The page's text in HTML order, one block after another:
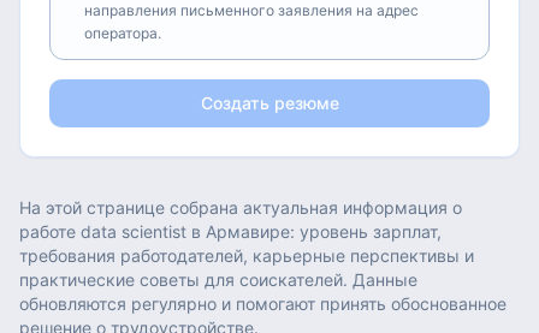
направления письменного заявления на адрес
оператора.
Создать резюме
На этой странице собрана актуальная информация о
работе data scientist в Армавире: уровень зарплат,
требования работодателей, карьерные перспективы и
практические советы для соискателей. Данные
обновляются регулярно и помогают принять обоснованное
решение о трудоустройстве.